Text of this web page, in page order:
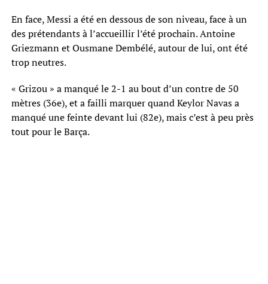
En face, Messi a été en dessous de son niveau, face à un
des prétendants à l’accueillir l’été prochain. Antoine
Griezmann et Ousmane Dembélé, autour de lui, ont été
trop neutres.
« Grizou » a manqué le 2-1 au bout d’un contre de 50
mètres (36e), et a failli marquer quand Keylor Navas a
manqué une feinte devant lui (82e), mais c’est à peu près
tout pour le Barça.